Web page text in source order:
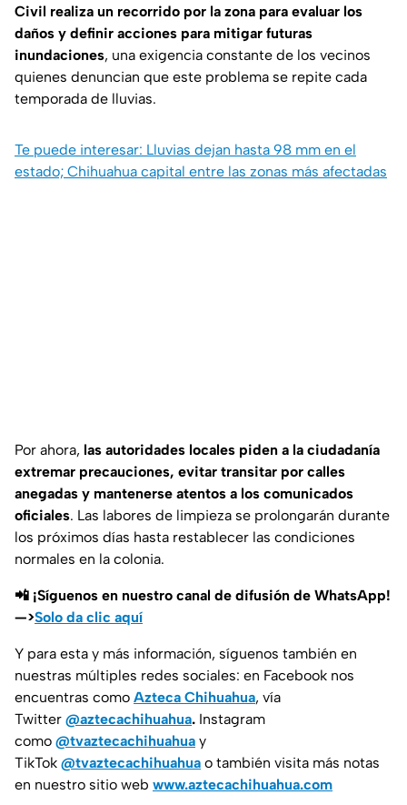
Civil realiza un recorrido por la zona para evaluar los
daños y definir acciones para mitigar futuras
inundaciones, una exigencia constante de los vecinos
quienes denuncian que este problema se repite cada
temporada de lluvias.
Te puede interesar: Lluvias dejan hasta 98 mm en el
estado; Chihuahua capital entre las zonas más afectadas
Por ahora, las autoridades locales piden a la ciudadanía
extremar precauciones, evitar transitar por calles
anegadas y mantenerse atentos a los comunicados
oficiales. Las labores de limpieza se prolongarán durante
los próximos días hasta restablecer las condiciones
normales en la colonia.
📲 ¡Síguenos en nuestro canal de difusión de WhatsApp!
—>Solo da clic aquí
Y para esta y más información, síguenos también en
nuestras múltiples redes sociales: en Facebook nos
encuentras como Azteca Chihuahua, vía
Twitter @aztecachihuahua. Instagram
como @tvaztecachihuahua y
TikTok @tvaztecachihuahua o también visita más notas
en nuestro sitio web www.aztecachihuahua.com